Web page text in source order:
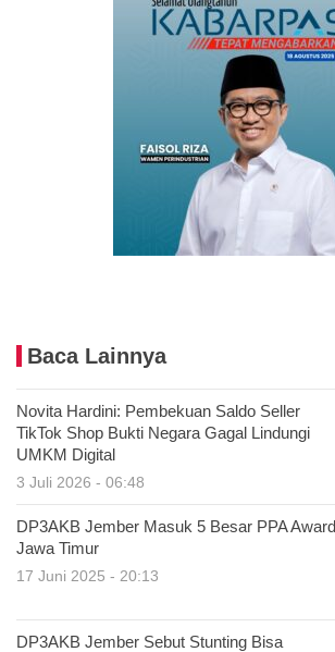
Baca Lainnya
Novita Hardini: Pembekuan Saldo Seller
TikTok Shop Bukti Negara Gagal Lindungi
UMKM Digital
3 Juli 2026 - 06:48
DP3AKB Jember Masuk 5 Besar PPA Award
Jawa Timur
17 Juni 2025 - 20:13
DP3AKB Jember Sebut Stunting Bisa